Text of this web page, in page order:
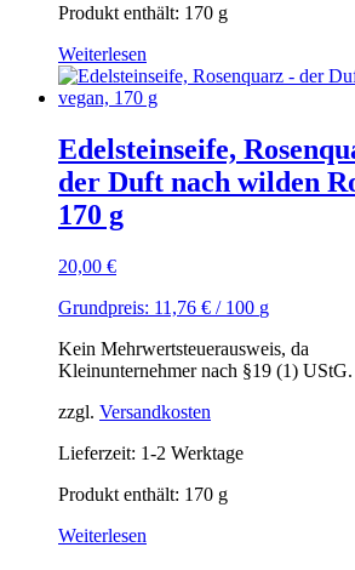
Produkt enthält: 170 g
Weiterlesen
Edelsteinseife,
der Duft nach wilden
170 g
20,00 €
Grundpreis: 11,76 € / 100 g
Kein Mehrwertsteuerausweis, da
Kleinunternehmer nach §19 (1) UStG.
zzgl. Versandkosten
Lieferzeit: 1-2 Werktage
Produkt enthält: 170 g
Weiterlesen